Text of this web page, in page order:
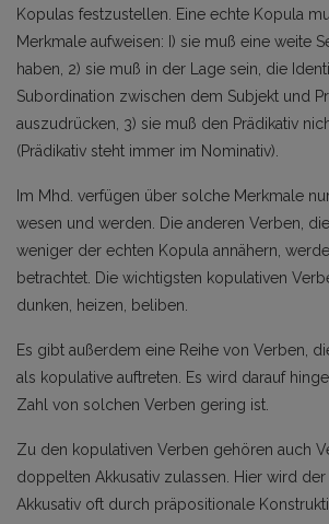
Kopulas festzustellen. Eine echte Kopula
Merkmale aufweisen: I) sie muß eine weite
haben, 2) sie muß in der Lage sein, die
Subordination zwischen dem Subjekt und
auszudrücken, 3) sie muß den Prädikativ
(Prädikativ steht immer im Nominativ).
Im Mhd. verfügen über solche Merkmale
wesen und werden. Die anderen Verben,
weniger der echten Kopula annähern,
betrachtet. Die wichtigsten kopulativen
dunken, heizen, beliben.
Es gibt außerdem eine Reihe von Verben,
als kopulative auftreten. Es wird darauf
Zahl von solchen Verben gering ist.
Zu den kopulativen Verben gehören auch
doppelten Akkusativ zulassen. Hier wird der
Akkusativ oft durch präpositionale